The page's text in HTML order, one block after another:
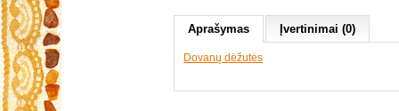
Aprašymas Įvertinimai (0)
Dovanų dėžutės